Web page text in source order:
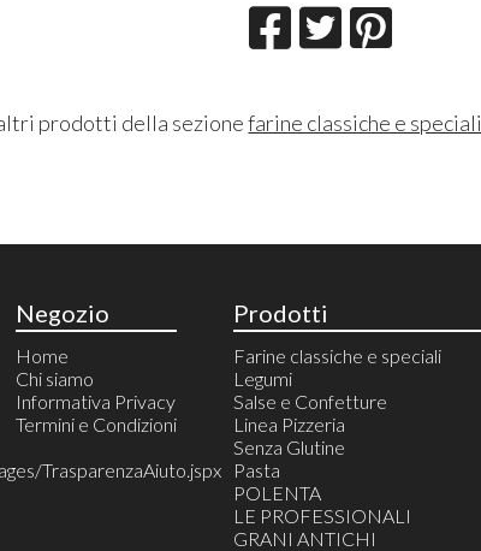
prodotti della sezionefarine classiche e speciali
TrasparenzaAiuto.jspx
Negozio
Home
Chi siamo
Informativa Privacy
Termini e Condizioni
Prodotti
Farine classiche e speciali
Legumi
Salse e Confetture
Linea Pizzeria
Senza Glutine
Pasta
POLENTA
LE PROFESSIONALI
GRANI ANTICHI